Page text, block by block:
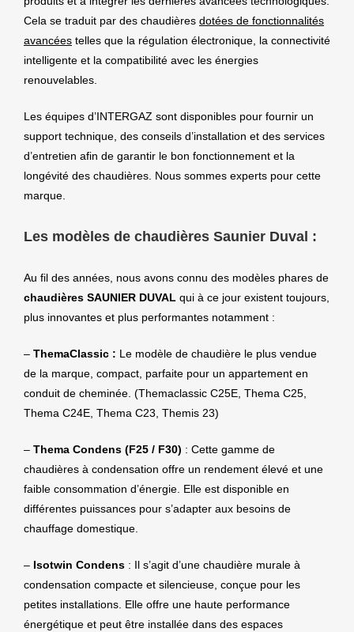
Cela se traduit par des chaudières dotées de fonctionnalités
avancées telles que la régulation électronique, la connectivité
intelligente et la compatibilité avec les énergies
renouvelables.
Les équipes d’INTERGAZ sont disponibles pour fournir un
support technique, des conseils d’installation et des services
d’entretien afin de garantir le bon fonctionnement et la
longévité des chaudières. Nous sommes experts pour cette
marque.
Les modèles de chaudières Saunier Duval :
Au fil des années, nous avons connu des modèles phares de
chaudières SAUNIER DUVAL qui à ce jour existent toujours,
plus innovantes et plus performantes notamment :
– ThemaClassic : Le modèle de chaudière le plus vendue
de la marque, compact, parfaite pour un appartement en
conduit de cheminée. (Themaclassic C25E, Thema C25,
Thema C24E, Thema C23, Themis 23)
– Thema Condens (F25 / F30) : Cette gamme de
chaudières à condensation offre un rendement élevé et une
faible consommation d’énergie. Elle est disponible en
différentes puissances pour s’adapter aux besoins de
chauffage domestique.
– Isotwin Condens : Il s’agit d’une chaudière murale à
condensation compacte et silencieuse, conçue pour les
petites installations. Elle offre une haute performance
énergétique et peut être installée dans des espaces